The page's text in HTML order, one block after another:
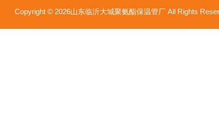
Copyright © 2026山东临沂大城聚氨酯保温管厂 All Rights